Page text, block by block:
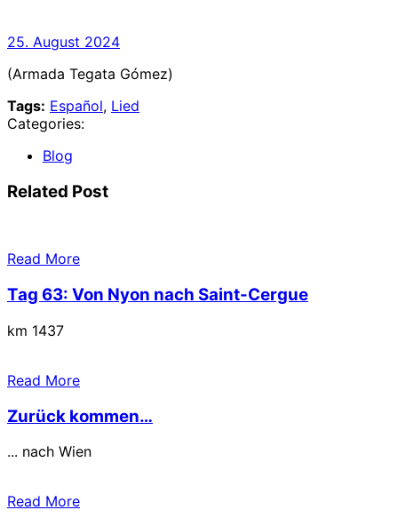
25. August 202425.
2024
(Armada Tegata Gómez)
Tags: Español, Lied
Categories:
Blog
Related Post
Read More
Tag 63: Von Nyon nach Saint-Cergue
km 1437
Read More
Zurück kommen…
... nach Wien
Read More